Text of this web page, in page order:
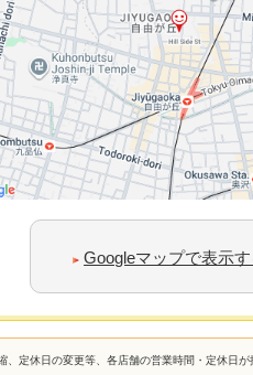
Googleマップで表示
、定休日の変更等、各店舗の営業時間・定休日